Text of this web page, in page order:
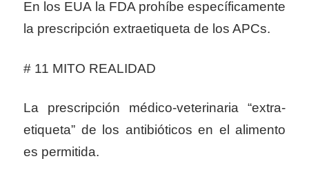
En los EUA la FDA prohíbe específicamente
la prescripción extraetiqueta de los APCs.
# 11 MITO REALIDAD
La prescripción médico-veterinaria “extra-
etiqueta” de los antibióticos en el alimento
es permitida.